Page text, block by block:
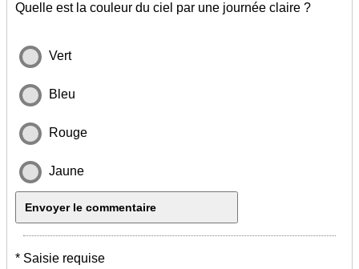
Quelle est la couleur du ciel par une journée claire ?
Vert
Bleu
Rouge
Jaune
* Saisie requise